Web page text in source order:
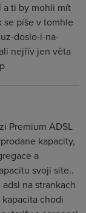
a ti by mohli mít
se píše v tomhle
doslo-i-na-
nejřív jen věta
Premium ADSL
kapacity,
a
svoji site..
na strankach
chodi